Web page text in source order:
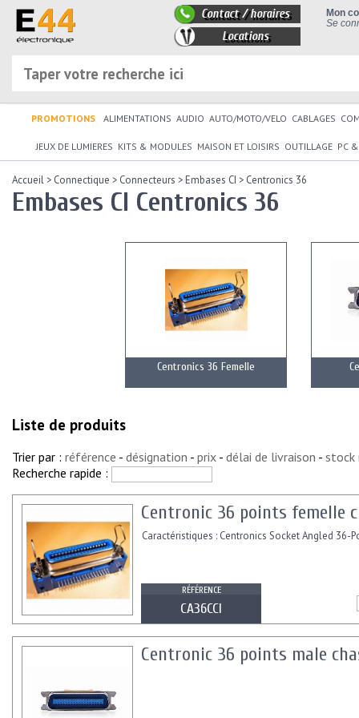
Mon
Se
Contact / horaires
Locations
PROMOTIONS ALIMENTATIONS AUDIO AUTO/MOTO/VELO CABLAGES
JEUX DE LUMIERES KITS & MODULES MAISON ET LOISIRS OUTILLAGE PC
Accueil > Connectique > Connecteurs >Embases CI > Centronics 36
Embases CI Centronics 36
Centronics 36 Femelle
Liste de produits
Trier par : référence - désignation - prix - délai de livraison - stock
Recherche rapide :
Centronic 36 points femelle
Caractéristiques : Centronics Socket Angled 36-
RÉFÉRENCE
CA36CCI
Centronic 36 points male